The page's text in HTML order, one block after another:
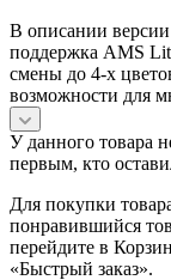
В описании
поддержка AMS
смены до 4‑х
возможности для
У данного товара
первым, кто
Для покупки
понравившийся
перейдите в
«Быстрый заказ».